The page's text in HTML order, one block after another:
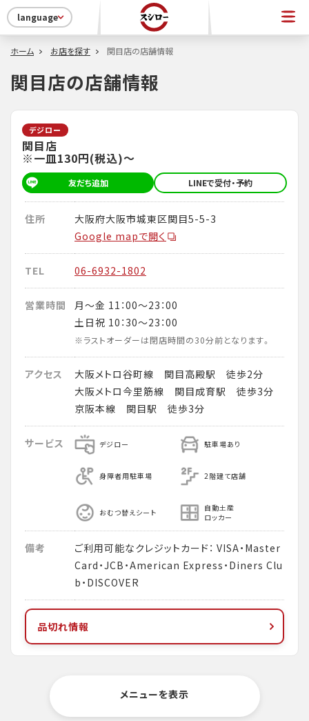
language
ホーム お店を探す 関目店の店舗情報
関目店の店舗情報
デジロー
関目店
※一皿130円(税込)～
友だち追加 LINEで受付・予約
住所
大阪府大阪市城東区関目5-5-3
Google mapで開く
TEL 06-6932-1802
営業時間
月～金 11：00～23：00
土日祝 10：30～23：00
※ラストオーダーは閉店時間の30分前となります。
アクセス
大阪メトロ谷町線 関目高殿駅 徒歩2分
大阪メトロ今里筋線 関目成育駅 徒歩3分
京阪本線 関目駅 徒歩3分
サービス デジロー 駐車場あり
身障者用駐車場 2階建て店舗
おむつ替えシート
自動土産
ロッカー
備考
ご利用可能なクレジットカード： VISA・Master
Card・JCB・American Express・Diners Clu
b・DISCOVER
品切れ情報
メニューを表示